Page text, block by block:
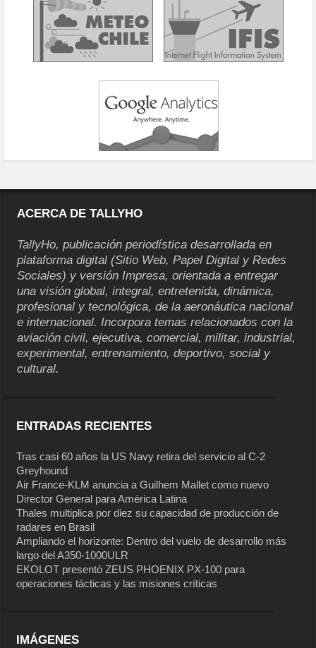
ACERCA DE TALLYHO
TallyHo, publicación periodística desarrollada en
plataforma digital (Sitio Web, Papel Digital y Redes
Sociales) y versión Impresa, orientada a entregar
una visión global, integral, entretenida, dinámica,
profesional y tecnológica, de la aeronáutica nacional
e internacional. Incorpora temas relacionados con la
aviación civil, ejecutiva, comercial, militar, industrial,
experimental, entrenamiento, deportivo, social y
cultural.
ENTRADAS RECIENTES
Tras casi 60 años la US Navy retira del servicio al C-2
Greyhound
Air France-KLM anuncia a Guilhem Mallet como nuevo
Director General para América Latina
Thales multiplica por diez su capacidad de producción de
radares en Brasil
Ampliando el horizonte: Dentro del vuelo de desarrollo más
largo del A350-1000ULR
EKOLOT presentó ZEUS PHOENIX PX-100 para
operaciones tácticas y las misiones críticas
IMÁGENES